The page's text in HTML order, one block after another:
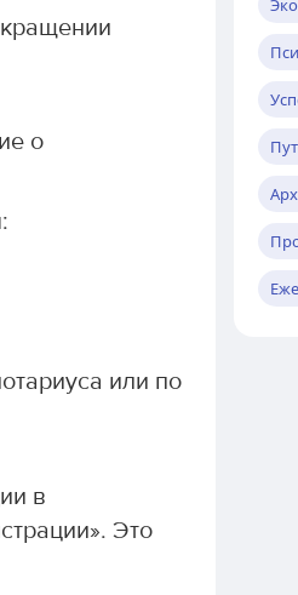
о
или по
в
Это